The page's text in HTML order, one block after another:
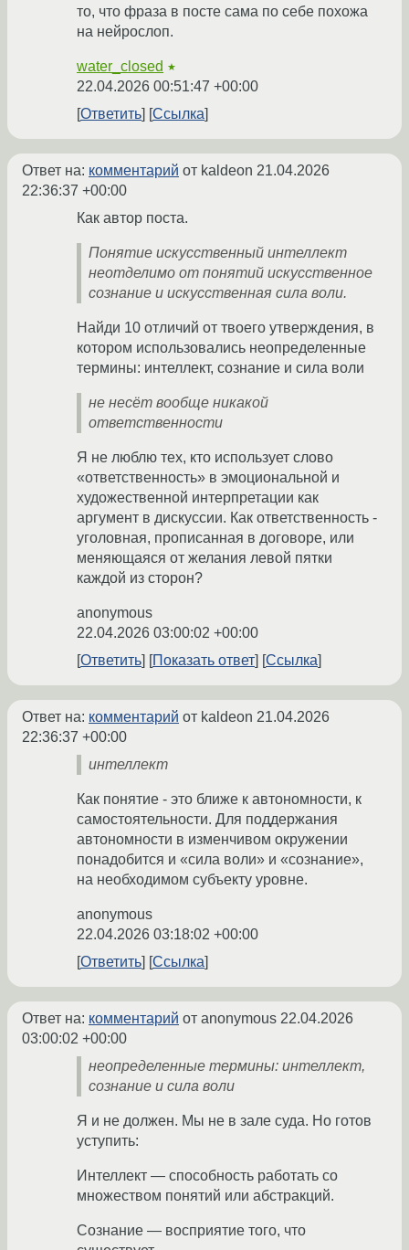
то, что фраза в посте сама по себе похожа
на нейрослоп.
water_closed ★
22.04.2026 00:51:47 +00:00
Ответить
Ссылка
Ответ на: комментарий от kaldeon 21.04.2026
22:36:37 +00:00
Как автор поста.
Понятие искусственный интеллект
неотделимо от понятий искусственное
сознание и искусственная сила воли.
Найди 10 отличий от твоего утверждения, в
котором использовались неопределенные
термины: интеллект, сознание и сила воли
не несёт вообще никакой
ответственности
Я не люблю тех, кто использует слово
«ответственность» в эмоциональной и
художественной интерпретации как
аргумент в дискуссии. Как ответственность -
уголовная, прописанная в договоре, или
меняющаяся от желания левой пятки
каждой из сторон?
anonymous
22.04.2026 03:00:02 +00:00
Ответить
Показать ответ Ссылка
Ответ на: комментарий от kaldeon 21.04.2026
22:36:37 +00:00
интеллект
Как понятие - это ближе к автономности, к
самостоятельности. Для поддержания
автономности в изменчивом окружении
понадобится и «сила воли» и «сознание»,
на необходимом субъекту уровне.
anonymous
22.04.2026 03:18:02 +00:00
Ответить
Ссылка
Ответ на: комментарий от anonymous 22.04.2026
03:00:02 +00:00
неопределенные термины: интеллект,
сознание и сила воли
Я и не должен. Мы не в зале суда. Но готов
уступить:
Интеллект — способность работать со
множеством понятий или абстракций.
Сознание — восприятие того, что